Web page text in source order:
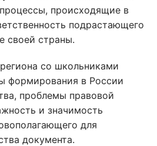
происходящие в
подрастающего
своей страны.
со школьниками
формирования в России
проблемы правовой
и значимость
для
документа.